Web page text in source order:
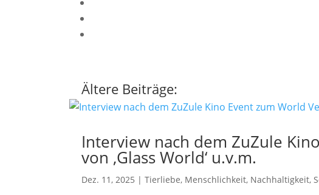
Ältere Beiträge:
Interview nach dem ZuZule
von ‚Glass World‘ u.v.m.
Dez. 11, 2025 |Tierliebe, Menschlichkeit, Nachhaltigkeit,